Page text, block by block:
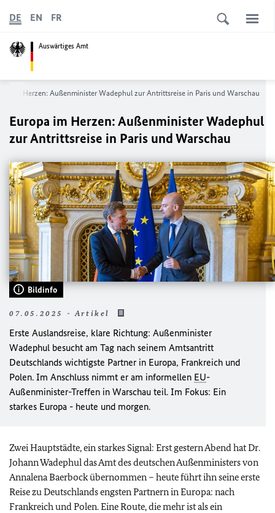
Auswärtiges Amt
DE EN FR
im Herzen: Außenminister Wadephul zur Antrittsreise in Paris und Warschau
Europa im Herzen: Außenminister Wadephul
zur Antrittsreise in Paris und Warschau
Bildinfo
07.05.2025 - Artikel
Erste Auslandsreise, klare Richtung: Außenminister
Wadephul besucht am Tag nach seinem Amtsantritt
Deutschlands wichtigste Partner in Europa, Frankreich und
Polen. Im Anschluss nimmt er am informellen EU-
Außenminister-Treffen in Warschau teil. Im Fokus: Ein
starkes Europa - heute und morgen.
Zwei Hauptstädte, ein starkes Signal: Erst gestern Abend hat Dr.
Johann Wadephul das Amt des deutschen Außenministers von
Annalena Baerbock übernommen – heute führt ihn seine erste
Reise zu Deutschlands engsten Partnern in Europa: nach
Frankreich und Polen. Eine Route, die mehr ist als ein